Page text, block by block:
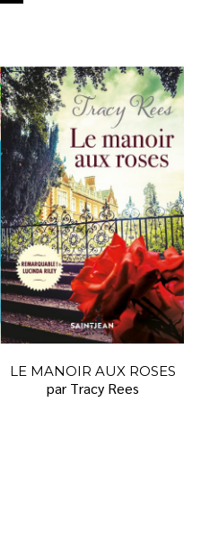
LE MANOIR AUX ROSES
par Tracy Rees